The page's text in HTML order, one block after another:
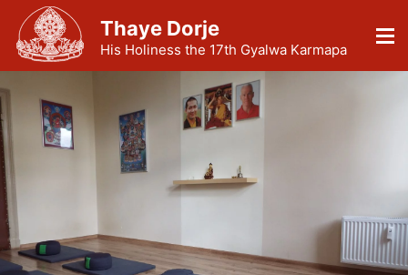
Thaye Dorje
His Holiness the 17th Gyalwa Karmapa